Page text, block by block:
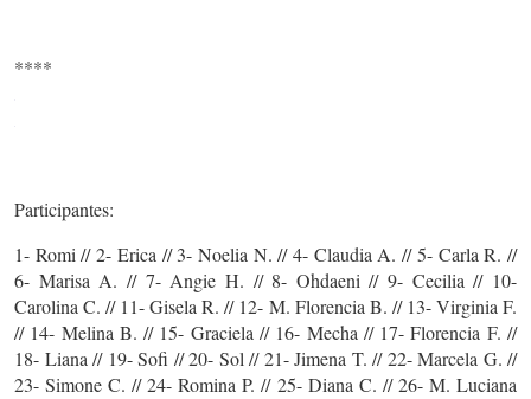
****
Participantes:
1- Romi // 2- Erica // 3- Noelia N. // 4- Claudia A. // 5- Carla R. //
6- Marisa A. // 7- Angie H. // 8- Ohdaeni // 9- Cecilia // 10-
Carolina C. // 11- Gisela R. // 12- M. Florencia B. // 13- Virginia F.
// 14- Melina B. // 15- Graciela // 16- Mecha // 17- Florencia F. //
18- Liana // 19- Sofi // 20- Sol // 21- Jimena T. // 22- Marcela G. //
23- Simone C. // 24- Romina P. // 25- Diana C. // 26- M. Luciana